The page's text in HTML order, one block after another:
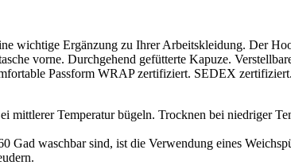
wichtige Ergänzung zu Ihrer Arbeitskleidung. Der
vorne. Durchgehend gefütterte Kapuze.
Passform WRAP zertifiziert. SEDEX zertifiziert.
mittlerer Temperatur bügeln. Trocknen bei niedriger
Gad waschbar sind, ist die Verwendung eines